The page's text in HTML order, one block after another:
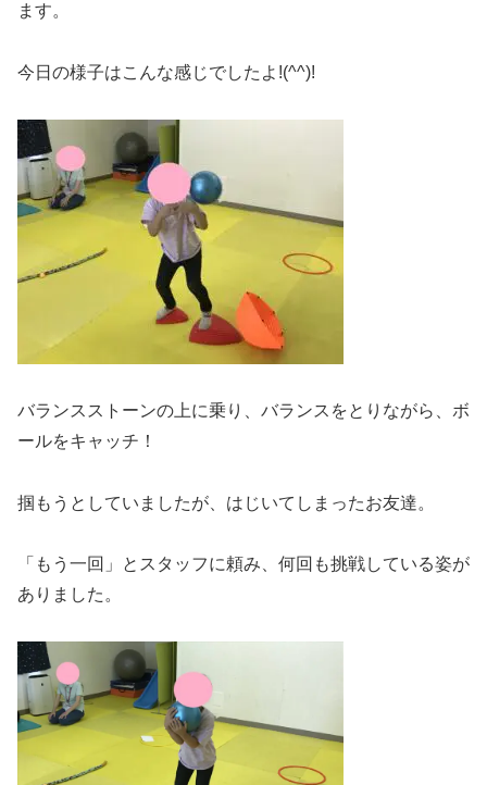
ます。
今日の様子はこんな感じでしたよ!(^^)!
バランスストーンの上に乗り、バランスをとりながら、ボ
ールをキャッチ！
掴もうとしていましたが、はじいてしまったお友達。
「もう一回」とスタッフに頼み、何回も挑戦している姿が
ありました。